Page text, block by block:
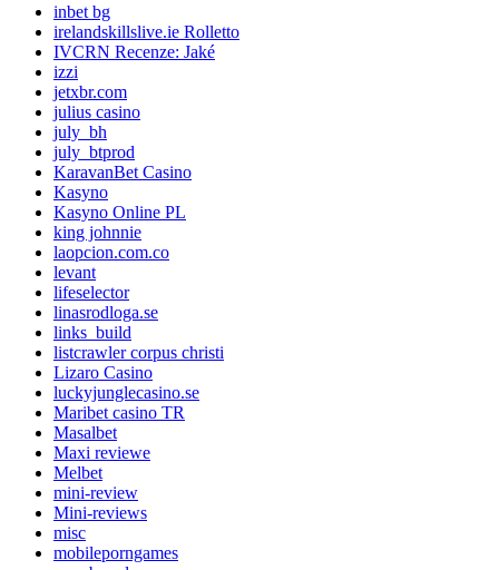
inbet bg
irelandskillslive.ie Rolletto
IVCRN Recenze: Jaké
izzi
jetxbr.com
julius casino
july_bh
july_btprod
KaravanBet Casino
Kasyno
Kasyno Online PL
king johnnie
laopcion.com.co
levant
lifeselector
linasrodloga.se
links_build
listcrawler corpus christi
Lizaro Casino
luckyjunglecasino.se
Maribet casino TR
Masalbet
Maxi reviewe
Melbet
mini-review
Mini-reviews
misc
mobileporngames